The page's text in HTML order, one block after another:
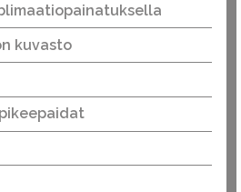
kuvasto